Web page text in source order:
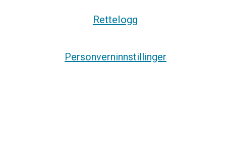
Rettelogg
Personverninnstillinger